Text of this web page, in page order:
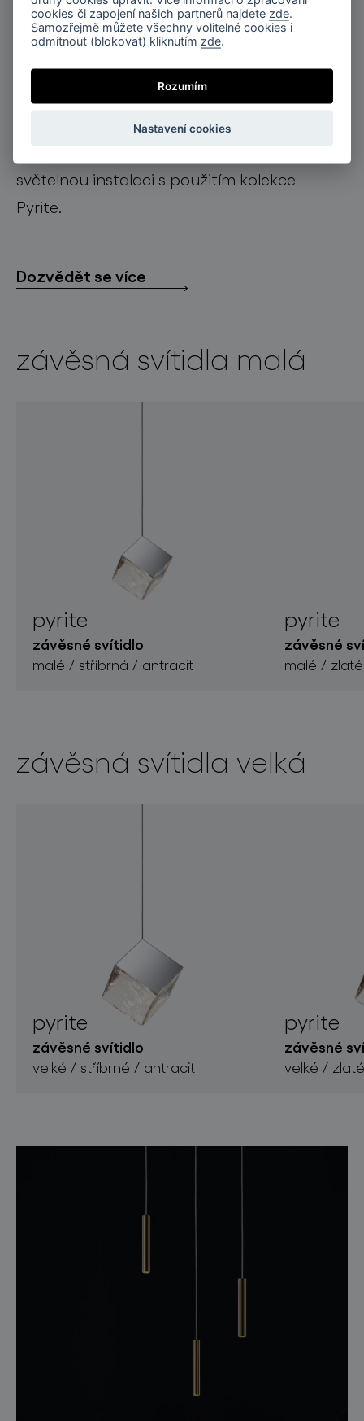
světelné
konstelace
od menších kompozic až po impozantní
světelnou instalaci s použitím kolekce
Pyrite.
Dozvědět se více
závěsná svítidla malá
pyrite
závěsné svítidlo
malé / stříbrná / antracit
pyrite
závěsné
malé /
závěsná svítidla velká
pyrite
závěsné svítidlo
velké / stříbrné / antracit
pyrite
závěsné
velké /
cookies či zapojení našich partnerů najdete zde
Samozřejmě můžete všechny volitelné cookies i
odmítnout (blokovat) kliknutím zde
Rozumím
Nastavení cookies